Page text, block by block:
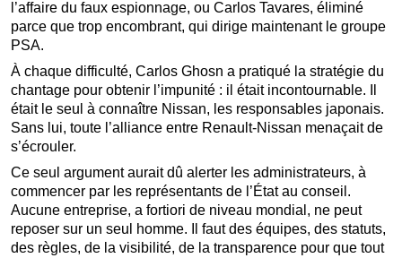
l’affaire du faux espionnage, ou Carlos Tavares, éliminé
parce que trop encombrant, qui dirige maintenant le groupe
PSA.
À chaque difficulté, Carlos Ghosn a pratiqué la stratégie du
chantage pour obtenir l’impunité : il était incontournable. Il
était le seul à connaître Nissan, les responsables japonais.
Sans lui, toute l’alliance entre Renault-Nissan menaçait de
s’écrouler.
Ce seul argument aurait dû alerter les administrateurs, à
commencer par les représentants de l’État au conseil.
Aucune entreprise, a fortiori de niveau mondial, ne peut
reposer sur un seul homme. Il faut des équipes, des statuts,
des règles, de la visibilité, de la transparence pour que tout